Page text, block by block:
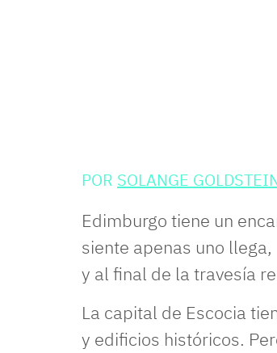
POR SOLANGE
Edimburgo tiene un
siente apenas uno
y al final de la travesía
La capital de Escocia
y edificios históricos.